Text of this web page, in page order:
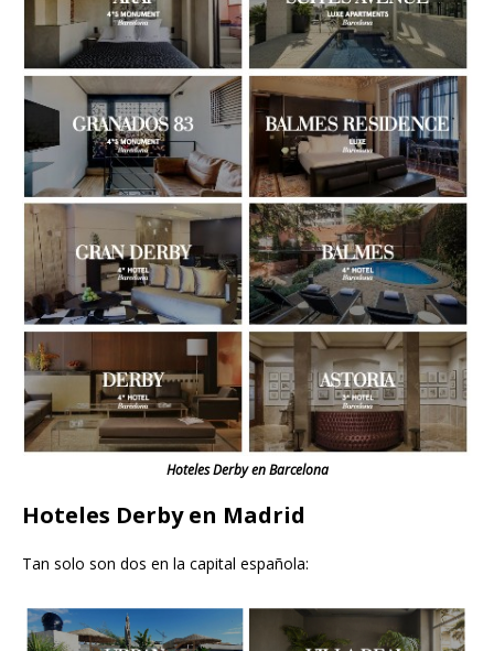
Hoteles Derby en Barcelona
Hoteles Derby en Madrid
Tan solo son dos en la capital española: